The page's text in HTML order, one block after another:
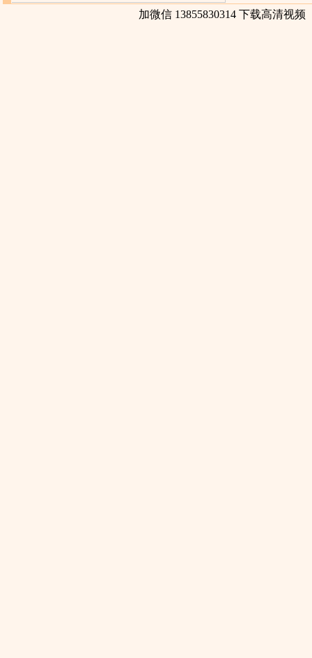
加微信 13855830314 下载高清视频